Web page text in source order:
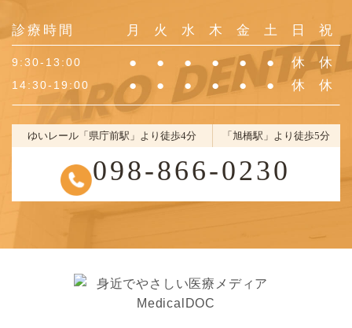
診療時間 月 火 水 木 金 土 日 祝
9:30-13:00 ● ● ● ● ● ● 休 休
14:30-19:00 ● ● ● ● ● ● 休 休
ゆいレール「県庁前駅」より徒歩4分 「旭橋駅」より徒歩5分
098-866-0230